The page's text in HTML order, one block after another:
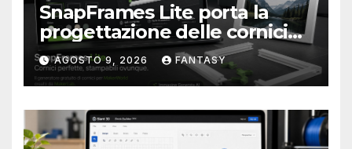
SnapFrames Lite porta la
progettazione delle cornici
personalizzate direttamente
nel browser
AGOSTO 9, 2026 FANTASY